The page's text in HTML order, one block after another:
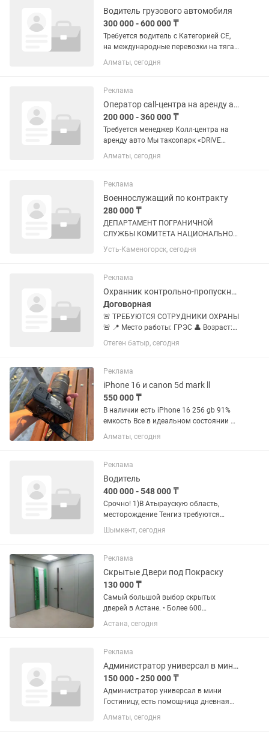
Водитель грузового автомобиля
300 000 - 600 000 ₸
Требуется водитель с Категорией СЕ,
на международные перевозки на тягач
марки DAF Евро-6 2019 г.в. с
полуприцепом тент Кроне 105 кубов,
чистого фрахта, в месяц...
Алматы, сегодня
Реклама
Оператор call-центра на аренду авто
200 000 - 360 000 ₸
Требуется менеджер Колл-центра на
аренду авто Мы таксопарк «DRIVE
TAXI». Наш собственный парк
автомобилей постоянно расширяется,
уверенного в себе и общительного...
Алматы, сегодня
Реклама
Военнослужащий по контракту
280 000 ₸
ДЕПАРТАМЕНТ ПОГРАНИЧНОЙ
СЛУЖБЫ КОМИТЕТА НАЦИОНАЛЬНОЙ
БЕЗОПАСНОСТИ РЕСПУБЛИКИ
КАЗАХСТАН ПО ВОСТОЧНО-
ОСУЩЕСТВЛЯЕТ НАБОР
ВОЕННОСЛУЖАЩИХ ПО КОНТРАКТУ:
ВЫСОКАЯ ЗАРАБОТНАЯ ПЛАТА ОТ...
Усть-Каменогорск, сегодня
Реклама
Охранник контрольно-пропускного пункта
Договорная
🚨 ТРЕБУЮТСЯ СОТРУДНИКИ ОХРАНЫ
🚨 📍 Место работы: ГРЭС 👤 Возраст:
от 18 до 55 лет 💰 Оплата: 13 000 тенге
Дисциплинированность Опыт работы в
сфере...
Отеген батыр, сегодня
Реклама
iPhone 16 и canon 5d mark ll
550 000 ₸
В наличии есть iPhone 16 256 gb 91%
емкость Все в идеальном состоянии И
canon 5d mark 2 Объектив 75-300 мм
Свет Штатив 2 батарейки Сумка Весь
Цена : 550 тыч тенге на...
Алматы, сегодня
Реклама
Водитель
400 000 - 548 000 ₸
Срочно! 1)В Атыраускую область,
месторождение Тенгиз требуются
водители микроавтобуса категории
ВСД или ВСД1 Вахта 28/28. Зарплата
требуются водители...
Шымкент, сегодня
Реклама
Скрытые Двери под Покраску
130 000 ₸
Самый большой выбор скрытых
дверей в Астане. • Более 600
выполненных заказов. • В наличии
двери высотой 2000мм, 2200мм,
дверей высотой до 3000 мм под заказ
за 10...
Астана, сегодня
Реклама
Администратор универсал в мини гостиницу
150 000 - 250 000 ₸
Администратор универсал в мини
Гостиницу, есть помощница дневная
горничная. В обязанности входит:
отвечать на звонки клиентам, ночная
Алматы, сегодня